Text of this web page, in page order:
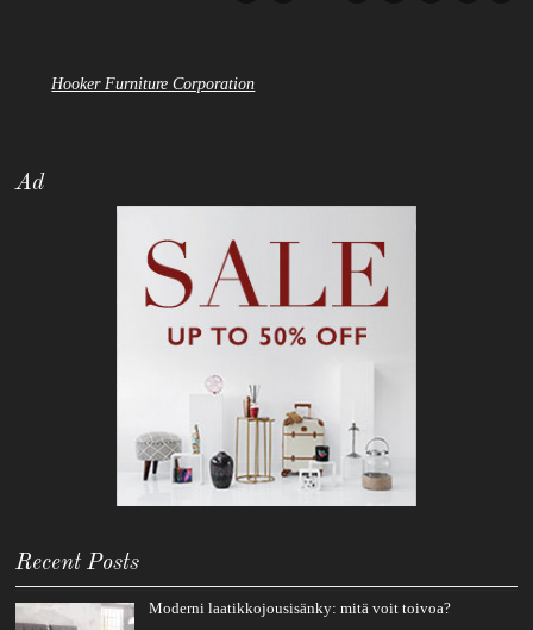
Hooker Furniture Corporation
Ad
Recent Posts
Moderni laatikkojousisänky: mitä voit toivoa?